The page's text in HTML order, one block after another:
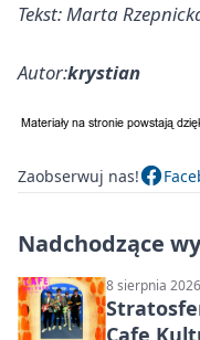
Tekst: Marta
Autor:krystian
Zaobserwuj nas!
Nadchodzące
8 sierpnia
Cafe